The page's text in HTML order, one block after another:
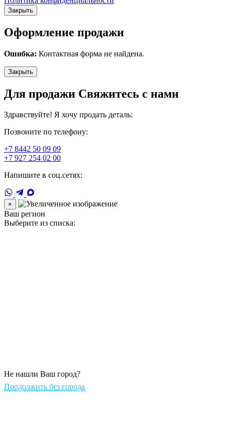
Закрыть
Оформление продажи
Ошибка: Контактная форма не найдена.
Закрыть
Для продажи Свяжитесь с нами
Здравствуйте! Я хочу продать деталь:
Позвоните по телефону:
+7 8442 50 09 09
+7 927 254 02 00
Напишите в соц.сетях:
×
Ваш регион
Выберите из списка:
Не нашли Ваш город?
Продолжить без города